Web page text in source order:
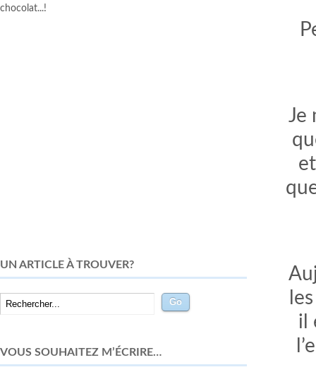
Je
il
chocolat...!
UN ARTICLE À TROUVER?
VOUS SOUHAITEZ M’ÉCRIRE…